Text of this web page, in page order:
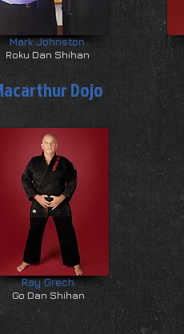
Mark Johnston
Roku Dan Shihan
Dojo
Ray Grech
Go Dan Shihan